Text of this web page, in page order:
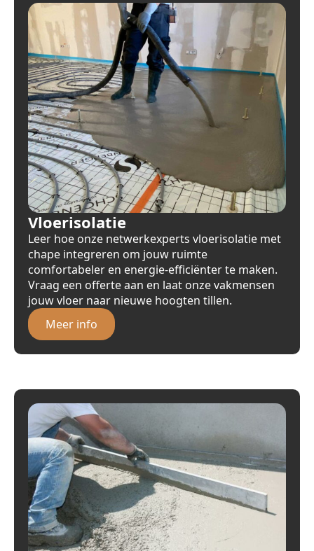
Vloerisolatie
Leer hoe onze netwerkexperts vloerisolatie met
chape integreren om jouw ruimte
comfortabeler en energie-efficiënter te maken.
Vraag een offerte aan en laat onze vakmensen
jouw vloer naar nieuwe hoogten tillen.
Meer info